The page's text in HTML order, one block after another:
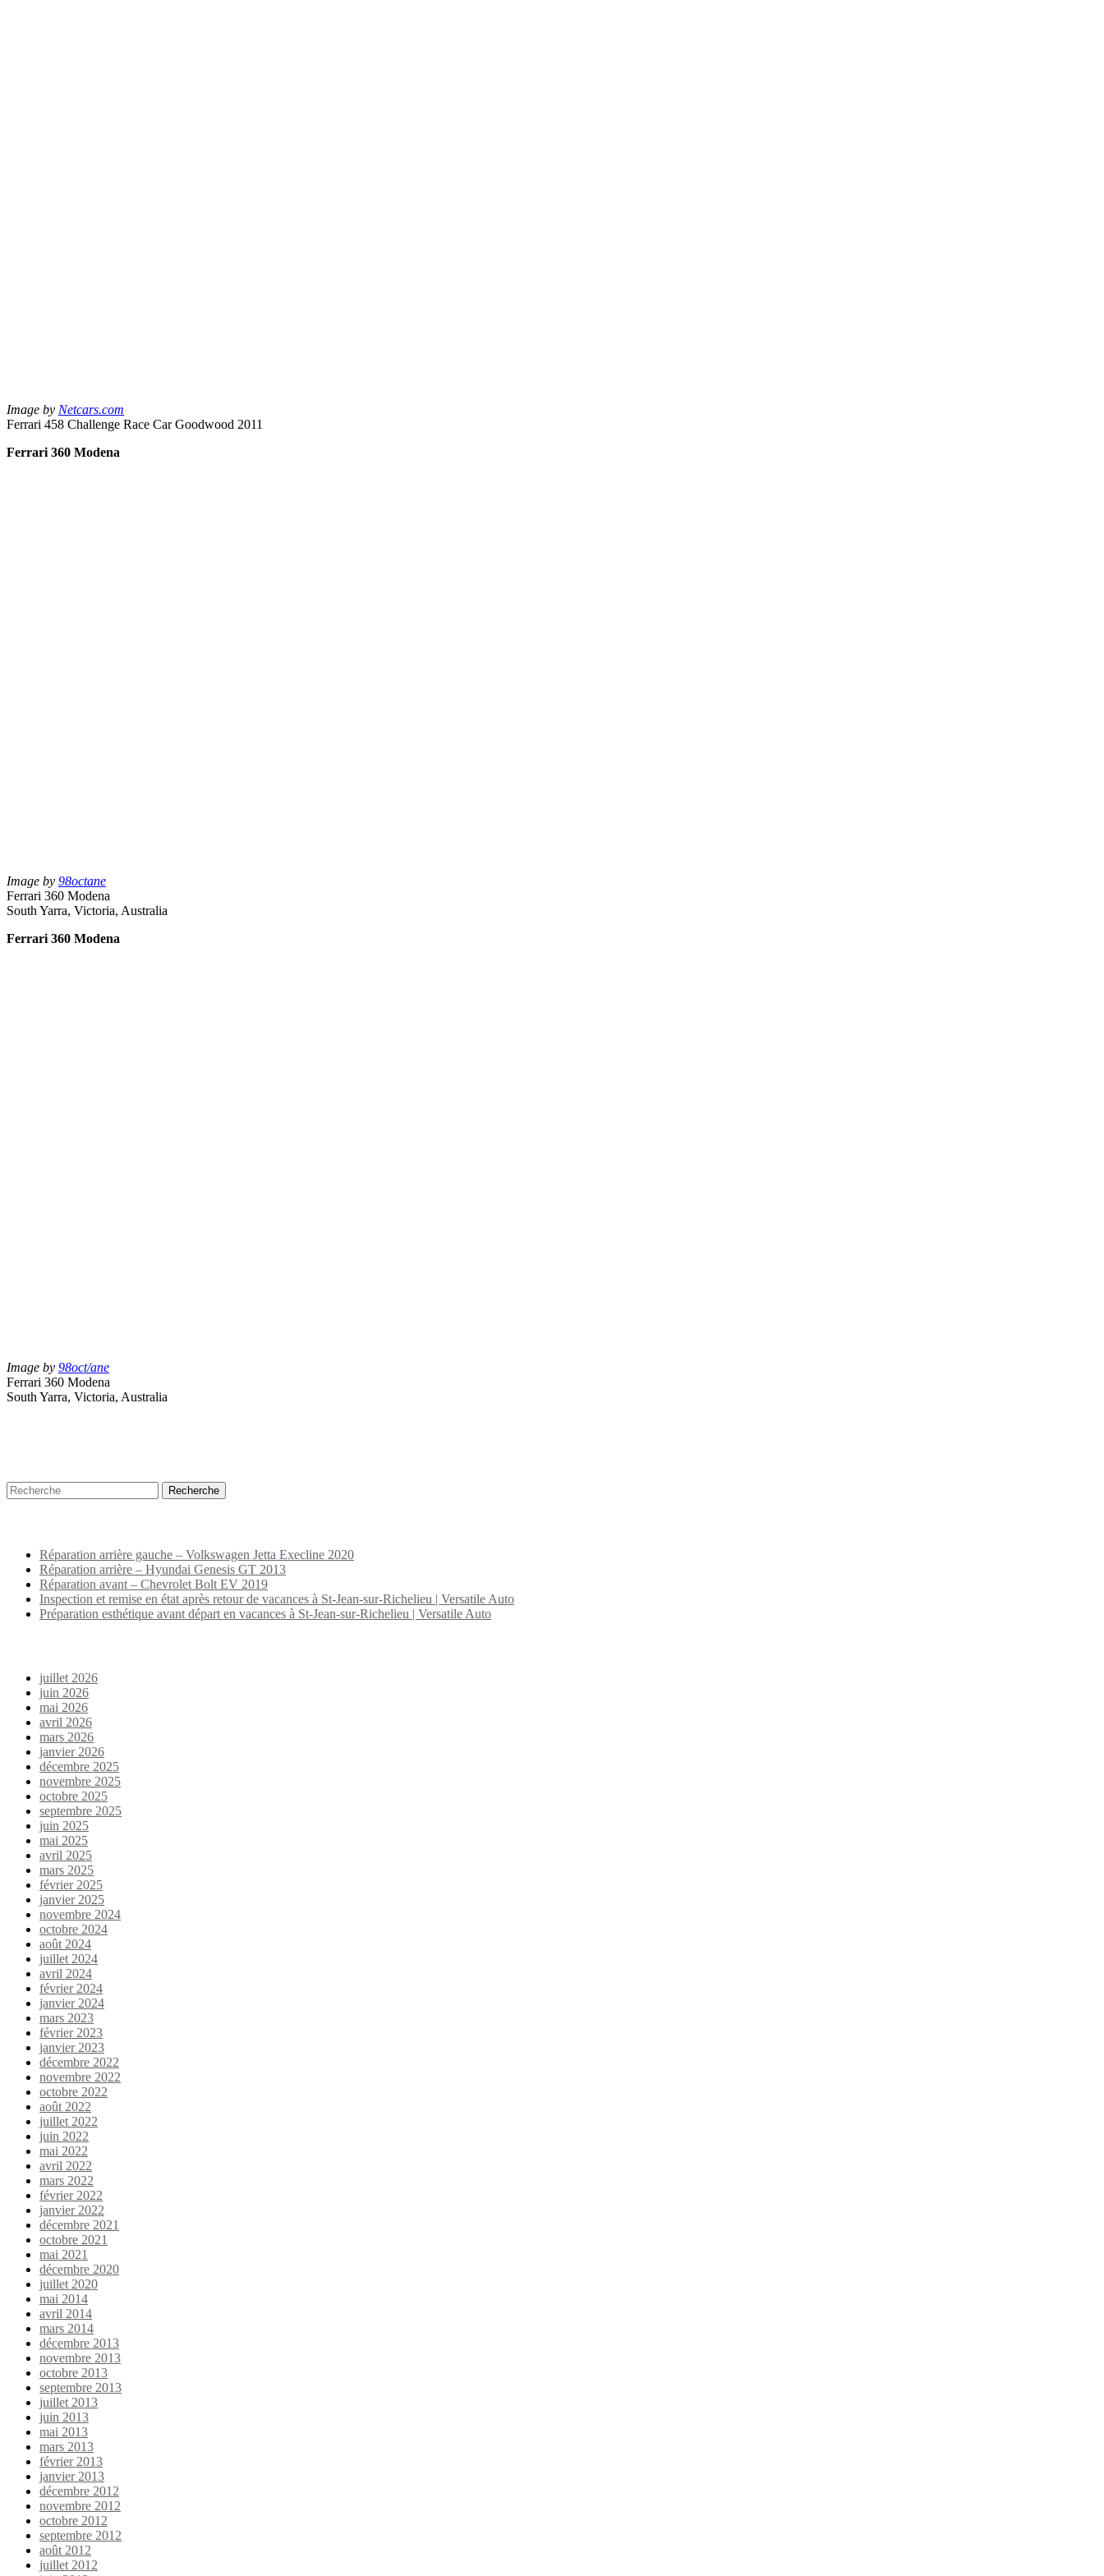
Image by Netcars.com
Ferrari 458 Challenge Race Car Goodwood 2011
Ferrari 360 Modena
Image by 98octane
Ferrari 360 Modena
South Yarra, Victoria, Australia
Ferrari 360 Modena
Image by 98oct/ane
Ferrari 360 Modena
South Yarra, Victoria, Australia
Réparation arrière gauche – Volkswagen Jetta Execline 2020
Réparation arrière – Hyundai Genesis GT 2013
Réparation avant – Chevrolet Bolt EV 2019
Inspection et remise en état après retour de vacances à St-Jean-sur-Richelieu | Versatile Auto
Préparation esthétique avant départ en vacances à St-Jean-sur-Richelieu | Versatile Auto
juillet 2026
juin 2026
mai 2026
avril 2026
mars 2026
janvier 2026
décembre 2025
novembre 2025
octobre 2025
septembre 2025
juin 2025
mai 2025
avril 2025
mars 2025
février 2025
janvier 2025
novembre 2024
octobre 2024
août 2024
juillet 2024
avril 2024
février 2024
janvier 2024
mars 2023
février 2023
janvier 2023
décembre 2022
novembre 2022
octobre 2022
août 2022
juillet 2022
juin 2022
mai 2022
avril 2022
mars 2022
février 2022
janvier 2022
décembre 2021
octobre 2021
mai 2021
décembre 2020
juillet 2020
mai 2014
avril 2014
mars 2014
décembre 2013
novembre 2013
octobre 2013
septembre 2013
juillet 2013
juin 2013
mai 2013
mars 2013
février 2013
janvier 2013
décembre 2012
novembre 2012
octobre 2012
septembre 2012
août 2012
juillet 2012